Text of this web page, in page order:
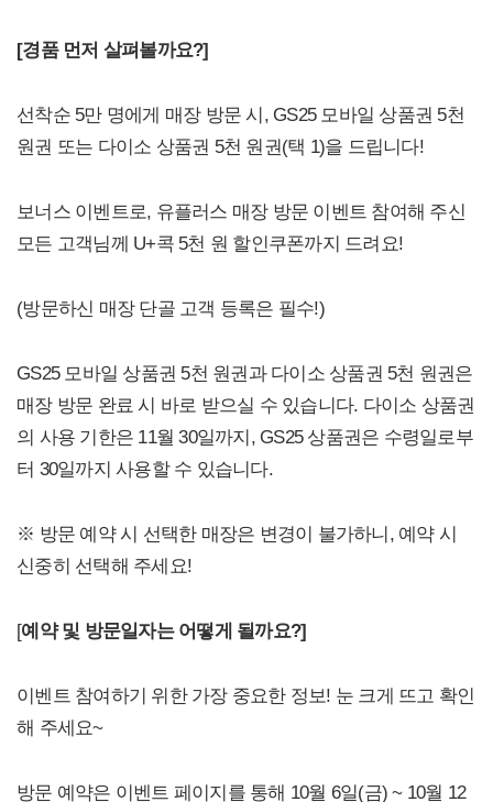
[경품 먼저 살펴볼까요?]
선착순 5만 명에게 매장 방문 시, GS25 모바일 상품권 5천
원권 또는 다이소 상품권 5천 원권(택 1)을 드립니다!
보너스 이벤트로, 유플러스 매장 방문 이벤트 참여해 주신
모든 고객님께 U+콕 5천 원 할인쿠폰까지 드려요!
(방문하신 매장 단골 고객 등록은 필수!)
GS25 모바일 상품권 5천 원권과 다이소 상품권 5천 원권은
매장 방문 완료 시 바로 받으실 수 있습니다. 다이소 상품권
의 사용 기한은 11월 30일까지, GS25 상품권은 수령일로부
터 30일까지 사용할 수 있습니다.
※ 방문 예약 시 선택한 매장은 변경이 불가하니, 예약 시
신중히 선택해 주세요!
[예약 및 방문일자는 어떻게 될까요?]
이벤트 참여하기 위한 가장 중요한 정보! 눈 크게 뜨고 확인
해 주세요~
방문 예약은 이벤트 페이지를 통해 10월 6일(금) ~ 10월 12